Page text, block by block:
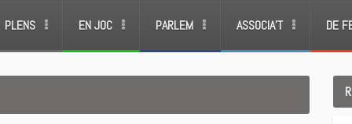
PLENS EN JOC PARLEM ASSOCIA’T DE